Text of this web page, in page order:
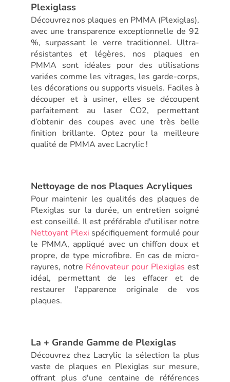
Plexiglass
Découvrez nos plaques en PMMA (Plexiglas),
avec une transparence exceptionnelle de 92
%, surpassant le verre traditionnel. Ultra-
résistantes et légères, nos plaques en
PMMA sont idéales pour des utilisations
variées comme les vitrages, les garde-corps,
les décorations ou supports visuels. Faciles à
découper et à usiner, elles se découpent
parfaitement au laser CO2, permettant
d’obtenir des coupes avec une très belle
finition brillante. Optez pour la meilleure
qualité de PMMA avec Lacrylic !
Nettoyage de nos Plaques Acryliques
Pour maintenir les qualités des plaques de
Plexiglas sur la durée, un entretien soigné
est conseillé. Il est préférable d'utiliser notre
Nettoyant Plexi spécifiquement formulé pour
le PMMA, appliqué avec un chiffon doux et
propre, de type microfibre. En cas de micro-
rayures, notre Rénovateur pour Plexiglas est
idéal, permettant de les effacer et de
restaurer l'apparence originale de vos
plaques.
La + Grande Gamme de Plexiglas
Découvrez chez Lacrylic la sélection la plus
vaste de plaques en Plexiglas sur mesure,
offrant plus d'une centaine de références